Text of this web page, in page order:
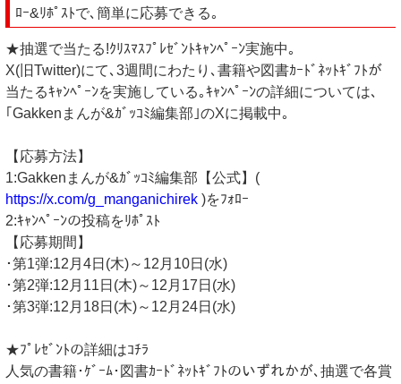
ﾛｰ&ﾘﾎﾟｽﾄで､簡単に応募できる｡
★抽選で当たる!ｸﾘｽﾏｽﾌﾟﾚｾﾞﾝﾄｷｬﾝﾍﾟｰﾝ実施中｡
X(旧Twitter)にて､3週間にわたり､書籍や図書ｶｰﾄﾞﾈｯﾄｷﾞﾌﾄが
当たるｷｬﾝﾍﾟｰﾝを実施している｡ｷｬﾝﾍﾟｰﾝの詳細については､
｢Gakkenまんが&ｶﾞｯｺﾐ編集部｣のXに掲載中｡
【応募方法】
1:Gakkenまんが&ｶﾞｯｺﾐ編集部【公式】(
https://x.com/g_manganichirek )をﾌｫﾛｰ
2:ｷｬﾝﾍﾟｰﾝの投稿をﾘﾎﾟｽﾄ
【応募期間】
･第1弾:12月4日(木)～12月10日(水)
･第2弾:12月11日(木)～12月17日(水)
･第3弾:12月18日(木)～12月24日(水)
★ﾌﾟﾚｾﾞﾝﾄの詳細はｺﾁﾗ
人気の書籍･ｹﾞｰﾑ･図書ｶｰﾄﾞﾈｯﾄｷﾞﾌﾄのいずれかが､抽選で各賞